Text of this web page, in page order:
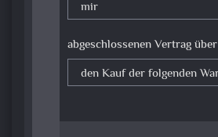
abgeschlossenen Vertrag über